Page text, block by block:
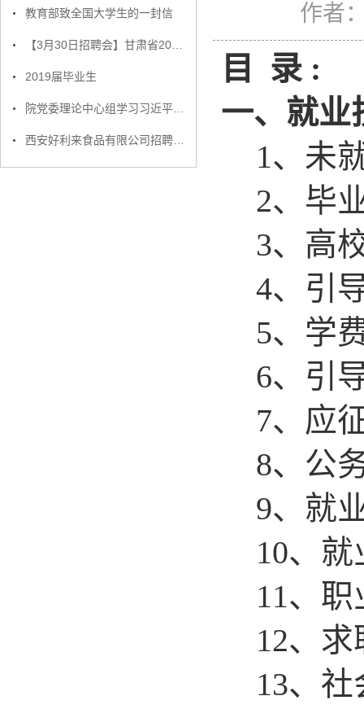
教育部致全国大学生的一封信
2019届毕业生
作者
目 录 :
一、就业
1、未
2、毕
3、高
4、引
5、学
6、引
7、应
8、公
9、就
10、就
11、职
12、求
13、社